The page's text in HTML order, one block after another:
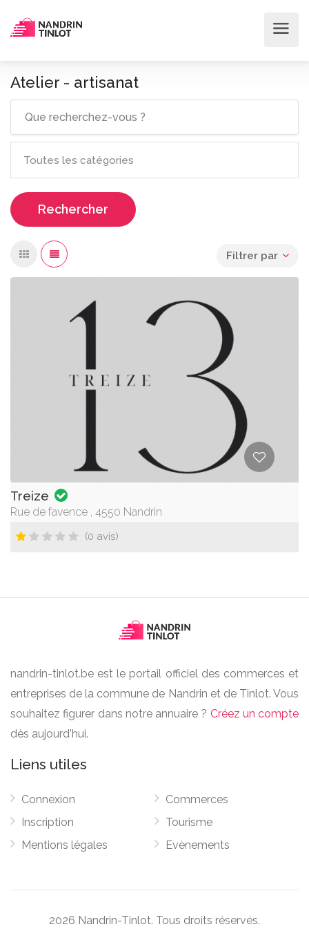
Atelier - artisanat
Rechercher
Filtrer par
Treize
Rue de favence , 4550 Nandrin
(0 avis)
nandrin-tinlot.be est le portail officiel des commerces et
entreprises de la commune de Nandrin et de Tinlot. Vous
souhaitez figurer dans notre annuaire ? Créez un compte
dès aujourd'hui.
Liens utiles
Connexion
Inscription
Mentions légales
Commerces
Tourisme
Evènements
2026 Nandrin-Tinlot. Tous droits réservés.